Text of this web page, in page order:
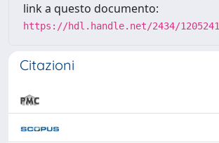
link a questo documento:
https://hdl.handle.net/2434/1205241
Citazioni